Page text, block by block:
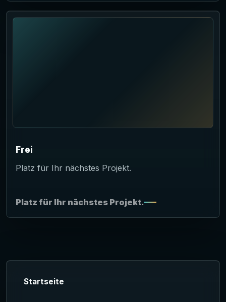
Frei
Platz für Ihr nächstes Projekt.
Platz für Ihr nächstes Projekt.
Startseite